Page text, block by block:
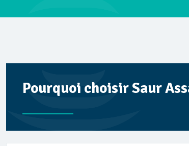
Pourquoi choisir Saur